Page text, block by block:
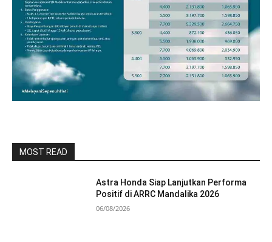
MOST READ
Astra Honda Siap Lanjutkan Performa
Positif di ARRC Mandalika 2026
06/08/2026